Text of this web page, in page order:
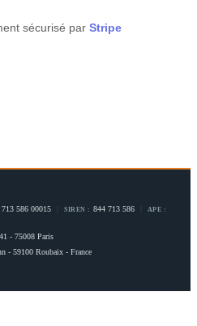
sécurisé par Stripe
713 586 00015 SIREN : 844 713 586 APE :
- 75008 Paris
- 59100 Roubaix - France